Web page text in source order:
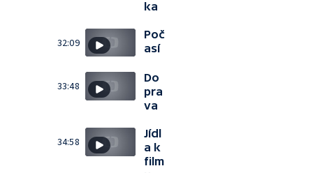
ka
32:09
Poč
así
33:48
Do
pra
va
34:58
Jídl
a k
film